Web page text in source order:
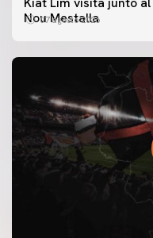
Nou Mestalla
07 agosto 2026